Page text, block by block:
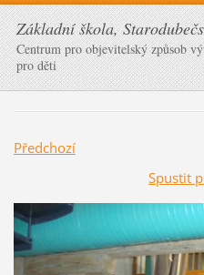
Základní škola,
Centrum pro objevitelský způsob
pro děti
Předchozí
Spustit